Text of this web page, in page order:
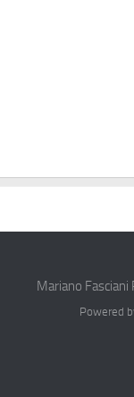
Mariano
Powered